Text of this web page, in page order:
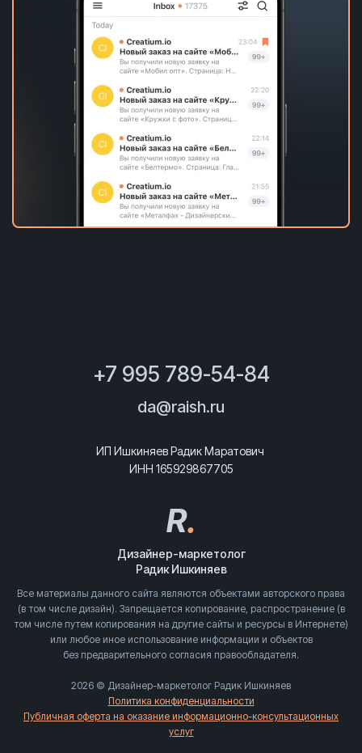
+7 995 789-54-84
da@raish.ru
ИП Ишкиняев Радик Маратович
ИНН 165929867705
R.
Дизайнер-маркетолог
Радик Ишкиняев
Все материалы данного сайта являются объектами авторского права
(в том числе дизайн). Запрещается копирование, распространение (в
том числе путем копирования на другие сайты и ресурсы в Интернете)
или любое иное использование информации и объектов
без предварительного согласия правообладателя.
2026 © Дизайнер-маркетолог Радик Ишкиняев
Политика конфиденциальности
Публичная оферта на оказание информационно-консультационных
услуг